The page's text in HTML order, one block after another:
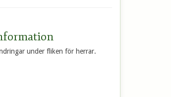
under fliken för herrar.